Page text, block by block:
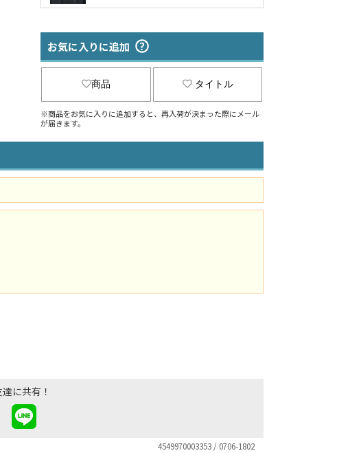
お気に入りに追加
商品 タイトル
※商品をお気に入りに追加すると、再入荷が決まった際にメール
が届きます。
に共有！
4549970003353 / 0706-1802